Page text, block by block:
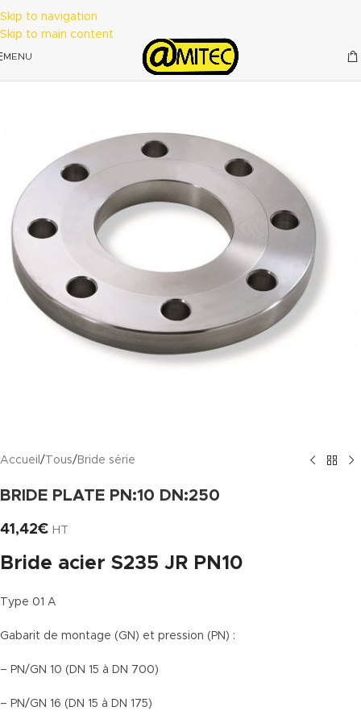
Skip to navigation
Skip to main content
MENU
Accueil / Tous/ Bride série
BRIDE PLATE PN:10 DN:250
41,42€ HT
Bride acier S235 JR PN10
Type 01 A
Gabarit de montage (GN) et pression (PN) :
– PN/GN 10 (DN 15 à DN 700)
– PN/GN 16 (DN 15 à DN 175)